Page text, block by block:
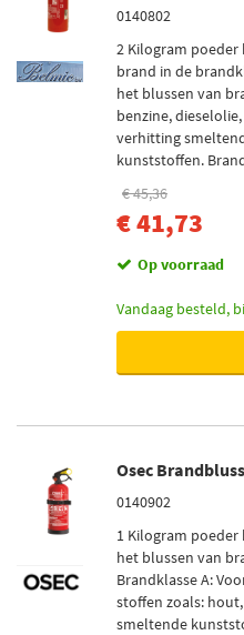
0140802
2 Kilogram
brand in de
het blussen van
benzine,
verhitting
kunststoffen.
€ 45,36
€ 41,73
Op voorraad
Vandaag besteld,
Osec
0140902
1 Kilogram
het blussen van
Brandklasse A:
stoffen zoals:
smeltende